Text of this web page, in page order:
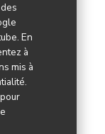
En
à
mis à
des